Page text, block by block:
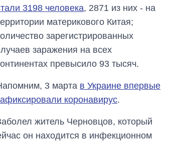
3198 человека, 2871 из них - на
материкового Китая;
зарегистрированных
заражения на всех
превысило 93 тысяч.
3 марта в Украине впервые
коронавирус.
житель Черновцов, который
он находится в инфекционном
Как выросли
холодную воду в
на начало августа